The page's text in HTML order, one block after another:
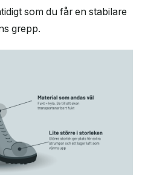
som du får en stabilare
grepp.